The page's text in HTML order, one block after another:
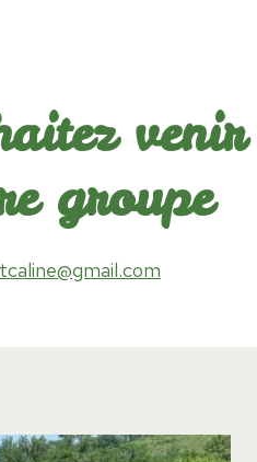
venir
groupe